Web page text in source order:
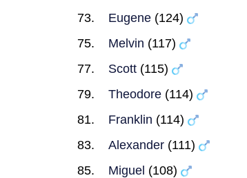
Eugene (124)
Melvin (117)
Scott (115)
Theodore (114)
Franklin (114)
Alexander (111)
Miguel (108)